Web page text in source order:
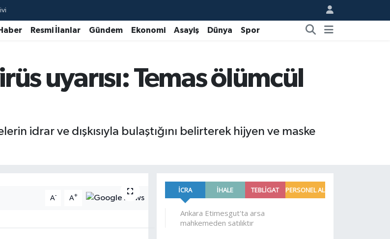
Resmi İlanlar Gündem Ekonomi Asayiş Dünya Spor
uyarısı: Temas ölümcül
idrar ve dışkısıyla bulaştığını belirterek hijyen ve maske
A- A+